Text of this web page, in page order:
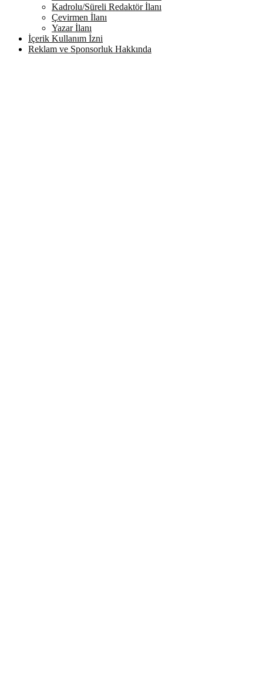
Kadrolu/Süreli Redaktör İlanı
Çevirmen İlanı
Yazar İlanı
İçerik Kullanım İzni
Reklam ve Sponsorluk Hakkında